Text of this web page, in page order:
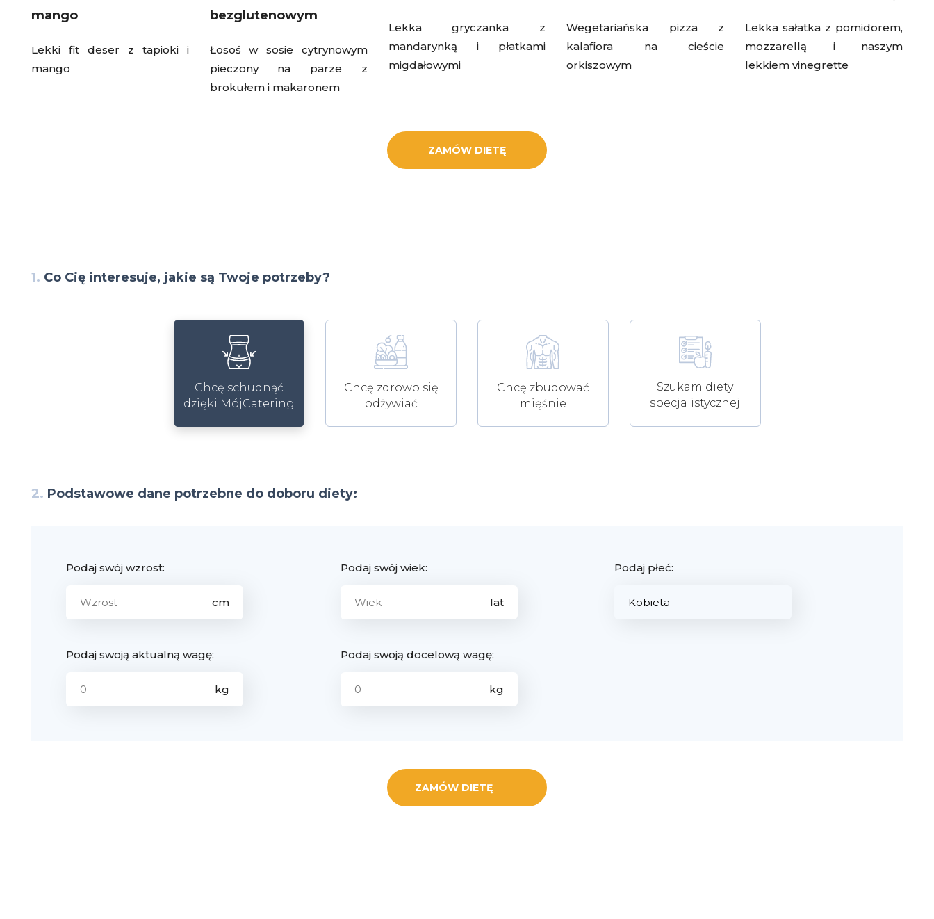
mango
Lekki fit deser z tapioki i
mango
bezglutenowym
Łosoś w sosie cytrynowym
pieczony na parze z
brokułem i makaronem
Lekka gryczanka z
mandarynką i płatkami
migdałowymi
Wegetariańska pizza z
kalafiora na cieście
orkiszowym
Lekka sałatka z pomidorem,
mozzarellą i naszym
lekkiem vinegrette
ZAMÓW DIETĘ
1. Co Cię interesuje, jakie są Twoje potrzeby?
Chcę schudnąć
dzięki MójCatering
Chcę zdrowo się
odżywiać
Chcę zbudować
mięśnie
Szukam diety
specjalistycznej
2. Podstawowe dane potrzebne do doboru diety:
Podaj swój wzrost: Podaj swój wiek: Podaj płeć:
Podaj swoją aktualną wagę: Podaj swoją docelową wagę:
ZAMÓW DIETĘ